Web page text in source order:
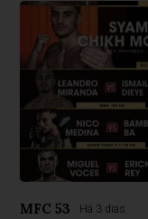
MFC 53 Há 3 dias